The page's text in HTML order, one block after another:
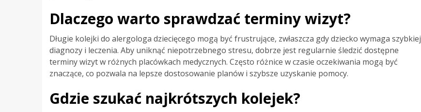
Dlaczego warto sprawdzać terminy wizyt?
Długie kolejki do alergologa dziecięcego mogą być frustrujące, zwłaszcza gdy dziecko wymaga szybkiej
diagnozy i leczenia. Aby uniknąć niepotrzebnego stresu, dobrze jest regularnie śledzić dostępne
terminy wizyt w różnych placówkach medycznych. Często różnice w czasie oczekiwania mogą być
znaczące, co pozwala na lepsze dostosowanie planów i szybsze uzyskanie pomocy.
Gdzie szukać najkrótszych kolejek?